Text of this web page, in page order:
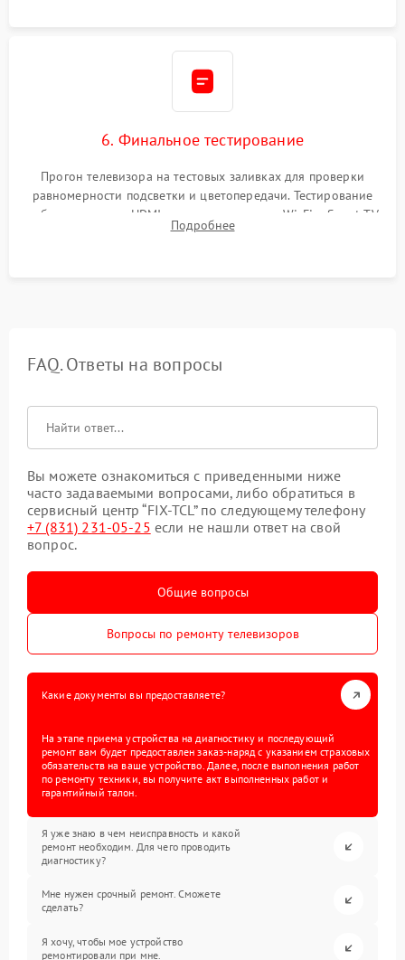
6. Финальное тестирование
Прогон телевизора на тестовых заливках для проверки
равномерности подсветки и цветопередачи. Тестирование
работы разъемов HDMI, динамиков, модуля Wi-Fi и Smart TV
в рабочем режиме в течение нескольких часов.
Подробнее
FAQ. Ответы на вопросы
Вы можете ознакомиться с приведенными ниже
часто задаваемыми вопросами, либо обратиться в
сервисный центр “FIX-TCL” по следующему телефону
+7 (831) 231-05-25 если не нашли ответ на свой
вопрос.
Общие вопросы
Вопросы по ремонту телевизоров
Какие документы вы предоставляете?
На этапе приема устройства на диагностику и последующий
ремонт вам будет предоставлен заказ-наряд с указанием страховых
обязательств на ваше устройство. Далее, после выполнения работ
по ремонту техники, вы получите акт выполненных работ и
гарантийный талон.
Я уже знаю в чем неисправность и какой
ремонт необходим. Для чего проводить
диагностику?
Мне нужен срочный ремонт. Сможете
сделать?
Я хочу, чтобы мое устройство
ремонтировали при мне.